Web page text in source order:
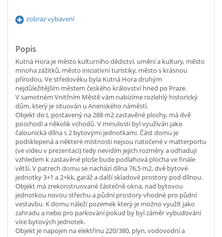
zobraz vybavení
Popis
Kutná Hora je město kulturního dědictví, umění a kultury, město
mnoha zážitků, město iniciativní turistiky, město s krásnou
přírodou. Ve středověku byla Kutná Hora druhým
nejdůležitějším městem českého království hned po Praze.
V samotném Vnitřním Městě vám nabízíme rozlehlý historický
dům, který je situován u Anenského náměstí.
Objekt do L postavený na 288 m2 zastavěné plochy, má dvě
poschodí a několik vchodů. V minulosti byl využíván jako
čalounická dílna s 2 bytovými jednotkami. Část domu je
podsklepená a některé místnosti nejsou natočené v matterportu
(ve videu v prezentaci) tedy nevidím jejich rozměry a odhaduji
vzhledem k zastavěné ploše bude podlahová plocha ve finále
větší. V patrech domu se nachází dílna 76,5 m2, dvě bytové
jednotky 3+1 a 2+kk, garáž a další skladové prostory pod dílnou.
Objekt má zrekonstruované částečně okna, nad bytovou
jednotkou novou střechu a půdní prostory vhodné pro půdní
vestavbu. K domu náleží pozemek který je možno využít jako
zahradu a nebo pro parkování pokud by byl záměr vybudování
více bytových jednotek.
Objekt je napojen na elektřinu 220/380, plyn, vodovodní a